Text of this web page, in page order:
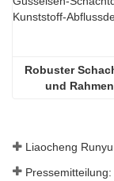
Robuster
und